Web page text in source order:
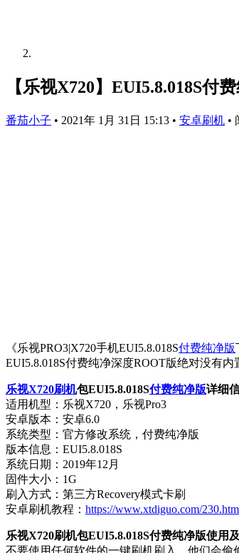
【乐视X720】EUI5.8.018S付
番茄小子 • 2021年 1月 31日 15:13 • 安卓刷机 •
《乐视PRO3|X720手机EUI5.8.018S付费纯净版
EUI5.8.018S付费纯净深度ROOT版绝对没有
乐视X720刷机包EUI5.8.018S付费纯净版详细
适用机型：乐视X720，乐视Pro3
安卓版本：安卓6.0
系统类型：官方修改系统，付费纯净版
版本信息：EUI5.8.018S
系统日期：2019年12月
固件大小：1G
刷入方式：第三方Recovery模式卡刷
安卓刷机教程： https://www.xtdiguo.com/
乐视X720刷机包EUI5.8.018S付费纯净版使用
不要使用任何软件的一键刷机刷入，他们会偷